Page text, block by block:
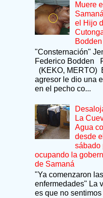
Muere
el Hijo
Bodden
"Consternación"
Federico Bodden
(KEKO, MERTO)
agresor le dio una
en el pecho co...
La
Agua
desde el
sábado
ocupando la
de Samaná
"Ya comenzaron las
enfermedades" La
es que no sentimos